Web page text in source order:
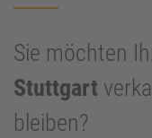
Sie möchten
Stuttgart
bleiben?